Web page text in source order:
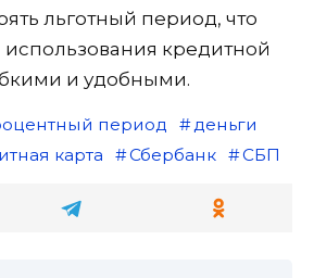
льготный период, что
использования кредитной
и удобными.
период
деньги
карта Сбербанк СБП